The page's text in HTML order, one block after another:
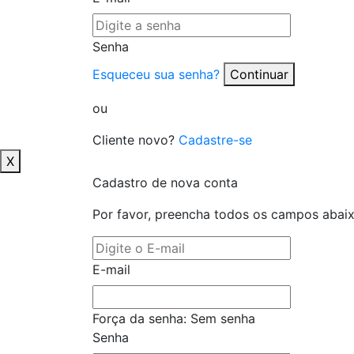
Senha
Esqueceu sua senha?
Continuar
ou
Cliente novo? Cadastre-se
X
Cadastro de nova conta
Por favor, preencha todos os campos
E-mail
Força da senha: Sem senha
Senha